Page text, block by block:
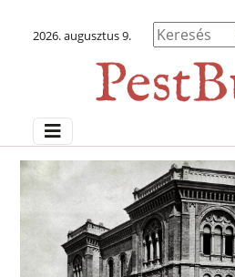
2026. augusztus 9.